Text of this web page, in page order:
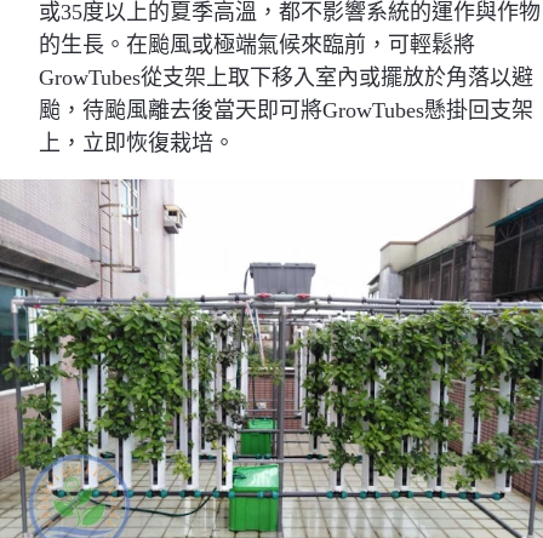
或35度以上的夏季高溫，都不影響系統的運作與作物
的生長。在颱風或極端氣候來臨前，可輕鬆將
GrowTubes從支架上取下移入室內或擺放於角落以避
颱，待颱風離去後當天即可將GrowTubes懸掛回支架
上，立即恢復栽培。